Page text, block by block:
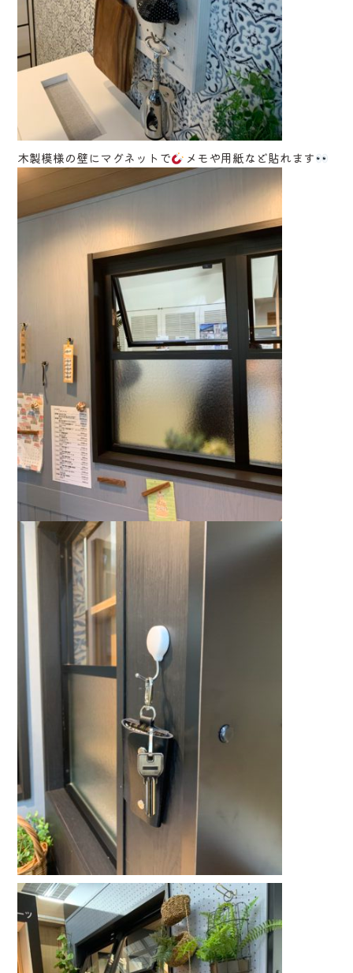
木製模様の壁にマグネットで メモや用紙など貼れます